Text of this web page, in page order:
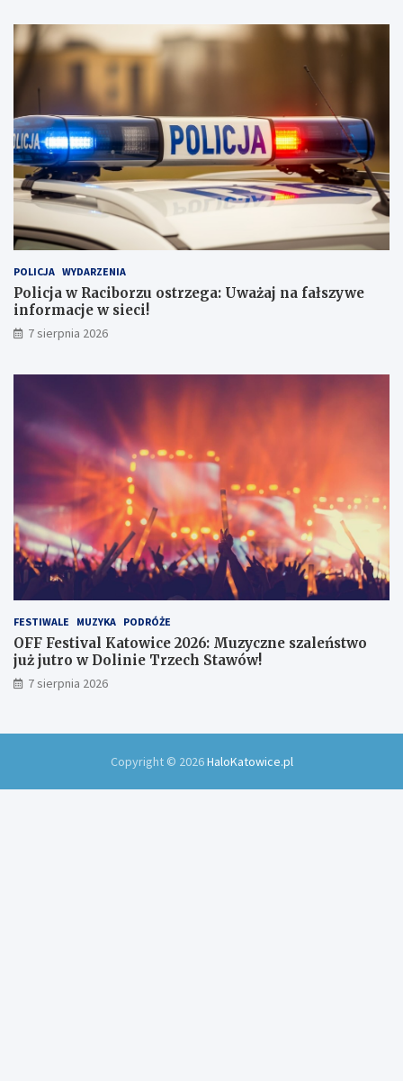
p
r
a
i
e
r
c
y
POLICJA WYDARZENIA
Policja w Raciborzu ostrzega: Uważaj na fałszywe
informacje w sieci!
7 sierpnia 2026
FESTIWALE MUZYKA PODRÓŻE
OFF Festival Katowice 2026: Muzyczne szaleństwo
już jutro w Dolinie Trzech Stawów!
7 sierpnia 2026
Copyright © 2026HaloKatowice.pl